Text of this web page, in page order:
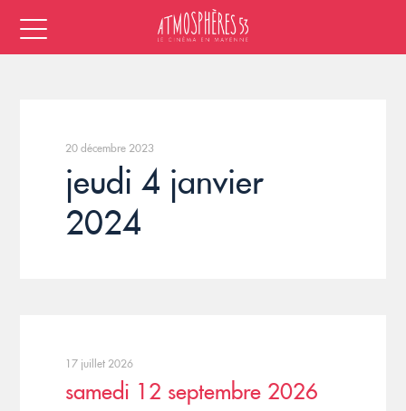
20 décembre 2023
jeudi 4 janvier
2024
17 juillet 2026
samedi 12 septembre 2026